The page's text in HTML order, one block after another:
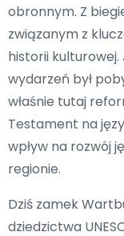
obronnym. Z
związanym z
historii
wydarzeń był
właśnie tutaj
Testament na
wpływ na rozwój
regionie.
Dziś zamek
dziedzictwa